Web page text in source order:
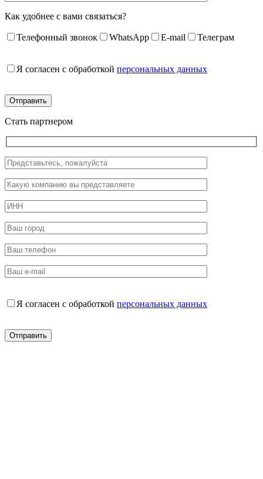
Как удобнее с вами связаться?
Телефонный звонок WhatsApp E-mail Телеграм
Я согласен с обработкой персональных данных
Стать партнером
Я согласен с обработкой персональных данных